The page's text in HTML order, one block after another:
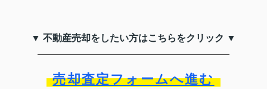
▼ 不動産売却をしたい方はこちらをクリック ▼
売却査定フォームへ進む